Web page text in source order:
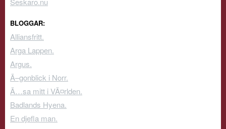
BLOGGAR:
Alliansfritt.
Arga Lappen.
Argus.
Ã–gonblick i Norr.
Ã…sa mitt i VÃ¤rlden.
Badlands Hyena.
En djefla man.